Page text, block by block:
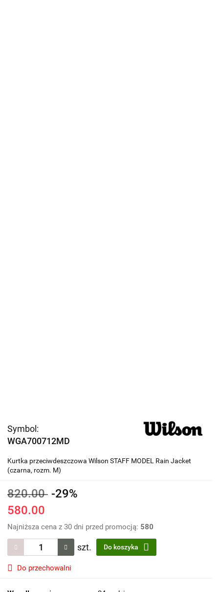
Symbol:
WGA700712MD
Kurtka przeciwdeszczowa Wilson STAFF MODEL Rain Jacket
(czarna, rozm. M)
820.00 -29%
580.00
Najniższa cena z 30 dni przed promocją: 580
szt. Do koszyka
Do przechowalni